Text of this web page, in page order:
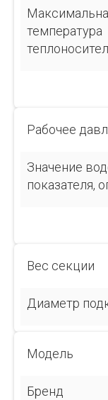
температура
Рабочее
Значение
показателя,
Вес секции
Диаметр
Модель
Бренд